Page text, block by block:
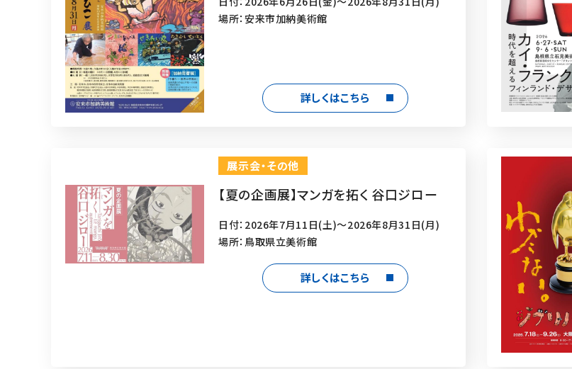
場所：安来市加納美術館
詳しくはこちら
展示会・その他
【夏の企画展】マンガを拓く 谷口ジロー
日付：2026年7月11日(土)～2026年8月31日(月)
場所：鳥取県立美術館
詳しくはこちら